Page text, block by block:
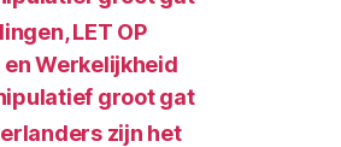
LET OP
en Werkelijkheid
groot gat
zijn het